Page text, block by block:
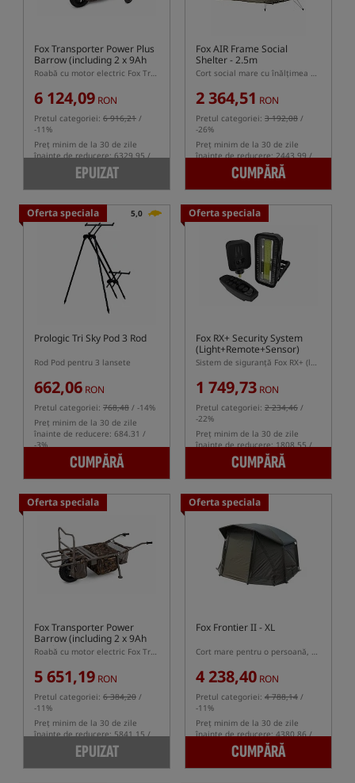
Fox Transporter Power Plus
Barrow (including 2 x 9Ah
12v batteries and charger)Roabă cu motor electric Fox Transporter Power Plus Barrow
6 124,09 RON
Pretul categoriei: 6 916,21 /
-11%
Preț minim de la 30 de zile
înainte de reducere: 6329.95 /
EPUIZAT
Fox AIR Frame Social
Shelter - 2.5m
Cort social mare cu înălțimea de 2.5m și cadru gonflabil
2 364,51 RON
Pretul categoriei: 3 192,08 /
-26%
Preț minim de la 30 de zile
înainte de reducere: 2443.99 /
CUMPĂRĂ
Oferta speciala 5,0
Prologic Tri Sky Pod 3 Rod
Rod Pod pentru 3 lansete
662,06 RON
Pretul categoriei: 768,48 / -14%
Preț minim de la 30 de zile
înainte de reducere: 684.31 /
-3%
CUMPĂRĂ
Oferta speciala
Fox RX+ Security System
(Light+Remote+Sensor)
Sistem de siguranță Fox RX+ (lampă + telecomandă + senzor de mișcare)
1 749,73 RON
Pretul categoriei: 2 234,46 /
-22%
Preț minim de la 30 de zile
înainte de reducere: 1808.55 /
CUMPĂRĂ
Oferta speciala
Fox Transporter Power
Barrow (including 2 x 9Ah
12v batteries and charger)Roabă cu motor electric Fox Transporter Power Barrow
5 651,19 RON
Pretul categoriei: 6 384,20 /
-11%
Preț minim de la 30 de zile
înainte de reducere: 5841.15 /
EPUIZAT
Oferta speciala
Fox Frontier II - XL
Cort mare pentru o persoană, destinat pescuitului la crap
4 238,40 RON
Pretul categoriei: 4 788,14 /
-11%
Preț minim de la 30 de zile
înainte de reducere: 4380.86 /
CUMPĂRĂ